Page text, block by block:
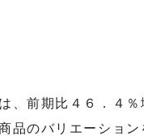
、前期比４６．４％
品のバリエーション